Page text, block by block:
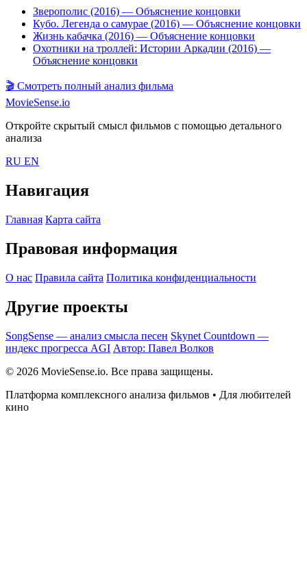
Зверополис (2016) — Объяснение концовки
Кубо. Легенда о самурае (2016) — Объяснение концовки
Жизнь кабачка (2016) — Объяснение концовки
Охотники на троллей: Истории Аркадии (2016) —
Объяснение концовки
🎬 Смотреть полный анализ фильма
MovieSense.io
Откройте скрытый смысл фильмов с помощью детального
анализа
RU EN
Навигация
Главная Карта сайта
Правовая информация
О нас Правила сайта Политика конфиденциальности
Другие проекты
SongSense — анализ смысла песен Skynet Countdown —
индекс прогресса AGI Автор: Павел Волков
© 2026 MovieSense.io. Все права защищены.
Платформа комплексного анализа фильмов • Для любителей
кино